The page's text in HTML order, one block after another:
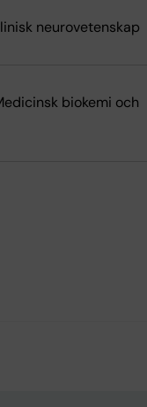
neurovetenskap
biokemi och